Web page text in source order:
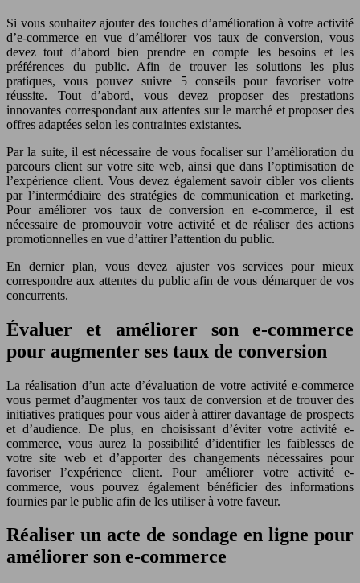
Si vous souhaitez ajouter des touches d’amélioration à votre activité
d’e-commerce en vue d’améliorer vos taux de conversion, vous
devez tout d’abord bien prendre en compte les besoins et les
préférences du public. Afin de trouver les solutions les plus
pratiques, vous pouvez suivre 5 conseils pour favoriser votre
réussite. Tout d’abord, vous devez proposer des prestations
innovantes correspondant aux attentes sur le marché et proposer des
offres adaptées selon les contraintes existantes.
Par la suite, il est nécessaire de vous focaliser sur l’amélioration du
parcours client sur votre site web, ainsi que dans l’optimisation de
l’expérience client. Vous devez également savoir cibler vos clients
par l’intermédiaire des stratégies de communication et marketing.
Pour améliorer vos taux de conversion en e-commerce, il est
nécessaire de promouvoir votre activité et de réaliser des actions
promotionnelles en vue d’attirer l’attention du public.
En dernier plan, vous devez ajuster vos services pour mieux
correspondre aux attentes du public afin de vous démarquer de vos
concurrents.
Évaluer et améliorer son e-commerce
pour augmenter ses taux de conversion
La réalisation d’un acte d’évaluation de votre activité e-commerce
vous permet d’augmenter vos taux de conversion et de trouver des
initiatives pratiques pour vous aider à attirer davantage de prospects
et d’audience. De plus, en choisissant d’éviter votre activité e-
commerce, vous aurez la possibilité d’identifier les faiblesses de
votre site web et d’apporter des changements nécessaires pour
favoriser l’expérience client. Pour améliorer votre activité e-
commerce, vous pouvez également bénéficier des informations
fournies par le public afin de les utiliser à votre faveur.
Réaliser un acte de sondage en ligne pour
améliorer son e-commerce